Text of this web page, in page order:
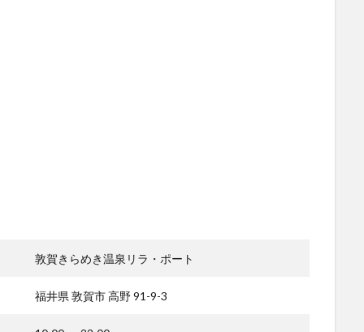
敦賀きらめき温泉リラ・ポート
福井県 敦賀市 高野 91-9-3